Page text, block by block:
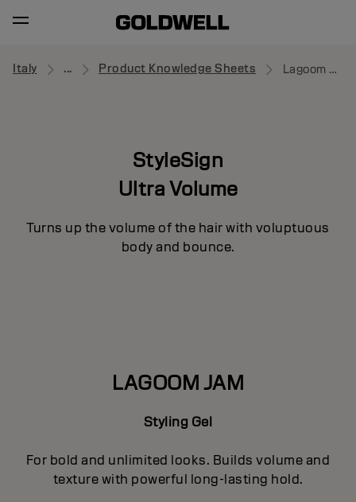
Italy ... Product Knowledge Sheets Lagoom Jam
StyleSign
Ultra Volume
Turns up the volume of the hair with voluptuous
body and bounce.
LAGOOM JAM
Styling Gel
For bold and unlimited looks. Builds volume and
texture with powerful long-lasting hold.